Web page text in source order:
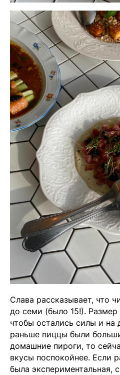
Слава рассказывает, что
до семи (было 15!).
чтобы остались силы и на
раньше пиццы были
домашние пироги, то
вкусы поспокойнее. Если
была экспериментальная,